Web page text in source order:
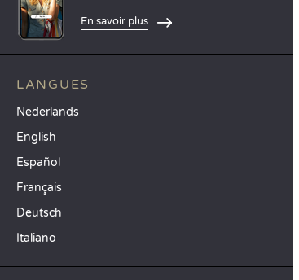
En savoir plus
LANGUES
Nederlands
English
Español
Français
Deutsch
Italiano